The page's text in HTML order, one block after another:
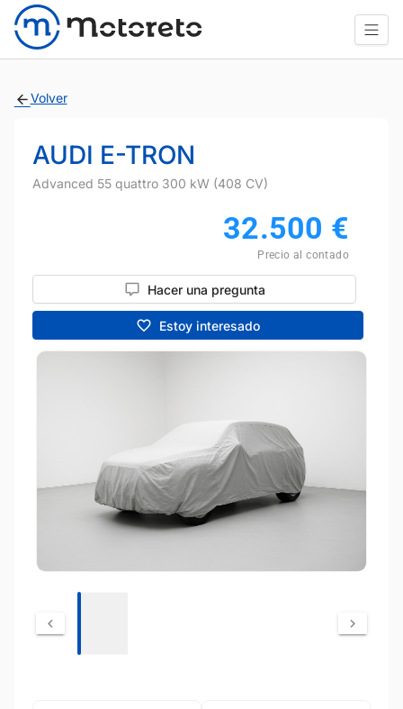
Volver
AUDI E-TRON
Advanced 55 quattro 300 kW (408 CV)
32.500 €
Precio al contado
Hacer una pregunta
Estoy interesado